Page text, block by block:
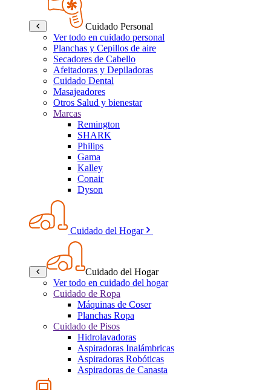
Cuidado Personal
Ver todo en cuidado personal
Planchas y Cepillos de aire
Secadores de Cabello
Afeitadoras y Depiladoras
Cuidado Dental
Masajeadores
Otros Salud y bienestar
Marcas
Remington
SHARK
Philips
Gama
Kalley
Conair
Dyson
Cuidado del Hogar
Cuidado del Hogar
Ver todo en cuidado del hogar
Cuidado de Ropa
Máquinas de Coser
Planchas Ropa
Cuidado de Pisos
Hidrolavadoras
Aspiradoras Inalámbricas
Aspiradoras Robóticas
Aspiradoras de Canasta